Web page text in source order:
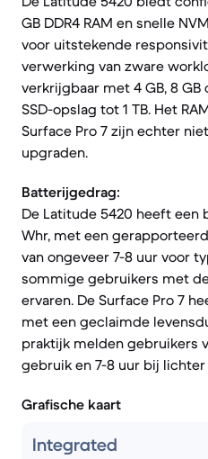
GB DDR4 RAM en snelle
voor uitstekende
verwerking van zware
verkrijgbaar met 4 GB, 8 GB
SSD-opslag tot 1 TB. Het
Surface Pro 7 zijn echter
upgraden.
Batterijgedrag:
De Latitude 5420 heeft een
Whr, met een
van ongeveer 7-8 uur voor
sommige gebruikers met
ervaren. De Surface Pro 7
met een geclaimde
praktijk melden gebruikers
gebruik en 7-8 uur bij
Grafische kaart
Integrated